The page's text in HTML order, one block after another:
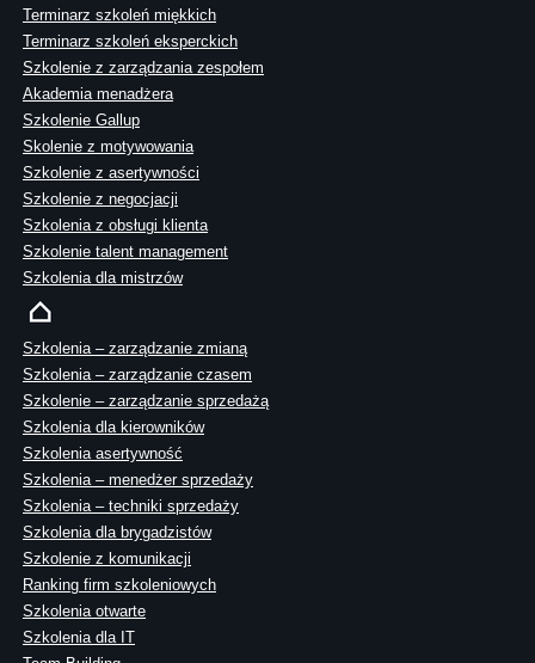
Terminarz szkoleń miękkich
Terminarz szkoleń eksperckich
Szkolenie z zarządzania zespołem
Akademia menadżera
Szkolenie Gallup
Skolenie z motywowania
Szkolenie z asertywności
Szkolenie z negocjacji
Szkolenia z obsługi klienta
Szkolenie talent management
Szkolenia dla mistrzów
Szkolenia – zarządzanie zmianą
Szkolenia – zarządzanie czasem
Szkolenie – zarządzanie sprzedażą
Szkolenia dla kierowników
Szkolenia asertywność
Szkolenia – menedżer sprzedaży
Szkolenia – techniki sprzedaży
Szkolenia dla brygadzistów
Szkolenie z komunikacji
Ranking firm szkoleniowych
Szkolenia otwarte
Szkolenia dla IT